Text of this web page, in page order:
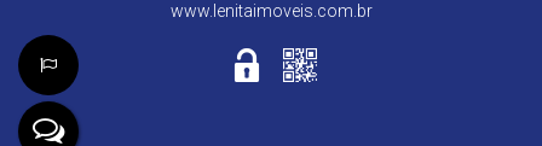
www.lenitaimoveis.com.br